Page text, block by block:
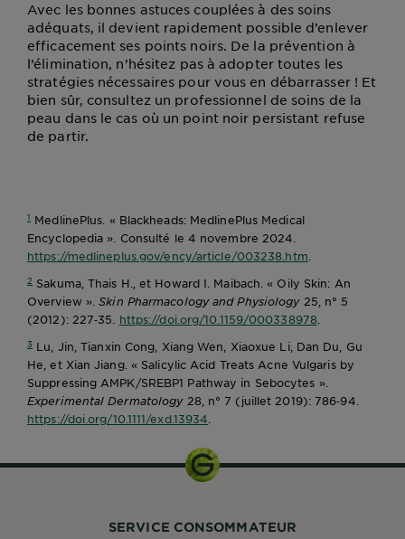
Avec les bonnes astuces couplées à des soins
adéquats, il devient rapidement possible d’enlever
efficacement ses points noirs. De la prévention à
l’élimination, n’hésitez pas à adopter toutes les
stratégies nécessaires pour vous en débarrasser ! Et
bien sûr, consultez un professionnel de soins de la
peau dans le cas où un point noir persistant refuse
de partir.
1 MedlinePlus. « Blackheads: MedlinePlus Medical
Encyclopedia ». Consulté le 4 novembre 2024.
https://medlineplus.gov/ency/article/003238.htm.
2 Sakuma, Thais H., et Howard I. Maibach. « Oily Skin: An
Overview ».Skin Pharmacology and Physiology25, n° 5
(2012): 227‑35. https://doi.org/10.1159/000338978.
3 Lu, Jin, Tianxin Cong, Xiang Wen, Xiaoxue Li, Dan Du, Gu
He, et Xian Jiang. « Salicylic Acid Treats Acne Vulgaris by
Suppressing AMPK/SREBP1 Pathway in Sebocytes ».
Experimental Dermatology28, n° 7 (juillet 2019): 786‑94.
https://doi.org/10.1111/exd.13934.
SERVICE CONSOMMATEUR